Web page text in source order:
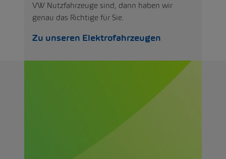
VW Nutzfahrzeuge sind, dann haben wir
genau das Richtige für Sie.
Zu unseren Elektrofahrzeugen